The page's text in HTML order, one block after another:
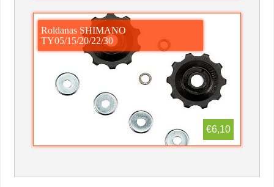
Roldanas SHIMANO
TY05/15/20/22/30
€6,10